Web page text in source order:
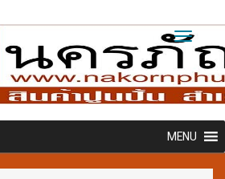
Toggle
MENU